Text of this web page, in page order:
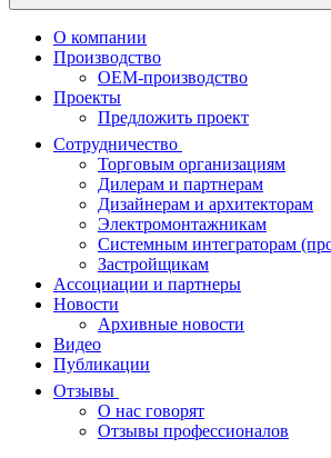
О компании
Производство
OEM-производство
Проекты
Предложить проект
Сотрудничество
Торговым организациям
Дилерам и партнерам
Дизайнерам и архитекторам
Электромонтажникам
Системным интеграторам
Застройщикам
Ассоциации и партнеры
Новости
Архивные новости
Видео
Публикации
Отзывы
О нас говорят
Отзывы профессионалов